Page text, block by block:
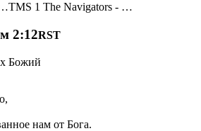
TMS 1 The Navigators - …
2:12RST
Божий
нам от Бога.